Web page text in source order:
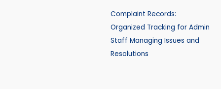
Complaint Records:
Organized Tracking for Admin
Staff Managing Issues and
Resolutions